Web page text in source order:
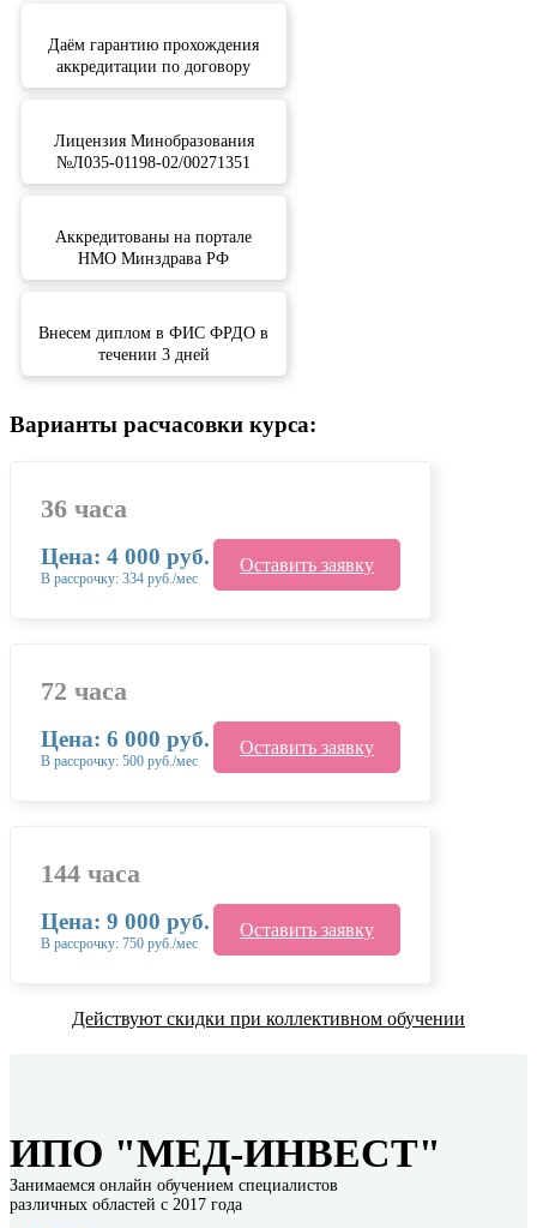
Даём гарантию прохождения
аккредитации по договору
Лицензия Минобразования
№Л035-01198-02/00271351
Аккредитованы на портале
НМО Минздрава РФ
Внесем диплом в ФИС ФРДО в
течении 3 дней
Варианты расчасовки курса:
36 часа
Цена: 4 000 руб.
В рассрочку: 334 руб./мес
Оставить заявку
72 часа
Цена: 6 000 руб.
В рассрочку: 500 руб./мес
Оставить заявку
144 часа
Цена: 9 000 руб.
В рассрочку: 750 руб./мес
Оставить заявку
Действуют скидки при коллективном обучении
ИПО "МЕД-ИНВЕСТ"
Занимаемся онлайн обучением специалистов
различных областей с 2017 года